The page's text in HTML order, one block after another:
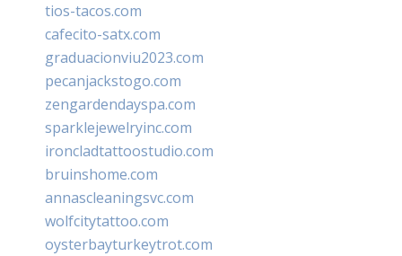
tios-tacos.com
cafecito-satx.com
graduacionviu2023.com
pecanjackstogo.com
zengardendayspa.com
sparklejewelryinc.com
ironcladtattoostudio.com
bruinshome.com
annascleaningsvc.com
wolfcitytattoo.com
oysterbayturkeytrot.com